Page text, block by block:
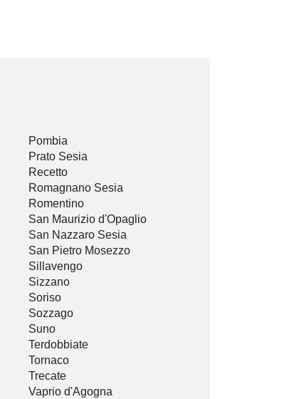
Pombia
Prato Sesia
Recetto
Romagnano Sesia
Romentino
San Maurizio d'Opaglio
San Nazzaro Sesia
San Pietro Mosezzo
Sillavengo
Sizzano
Soriso
Sozzago
Suno
Terdobbiate
Tornaco
Trecate
Vaprio d'Agogna